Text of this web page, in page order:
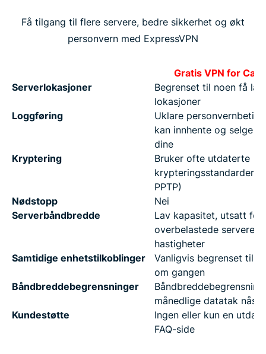
Få tilgang til flere servere, bedre sikkerhet og økt
personvern med ExpressVPN
Gratis VPN for
Serverlokasjoner
Begrenset til noen få
lokasjoner
Loggføring
Uklare
kan innhente og selge
dine
Kryptering
Bruker ofte utdaterte
krypteringsstandarder
PPTP)
Nødstopp
Nei
Serverbåndbredde
Lav kapasitet, utsatt for
overbelastede servere
hastigheter
Samtidige enhetstilkoblinger
Vanligvis begrenset til
om gangen
Båndbreddebegrensninger
månedlige datatak nås
Kundestøtte
Ingen eller kun en
FAQ-side